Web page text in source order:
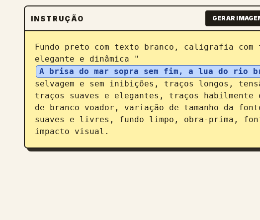
INSTRUÇÃO GERAR
Fundo preto com texto branco, caligrafia
elegante e dinâmica "
A brisa do mar sopra sem fim, a lua do rio
selvagem e sem inibições, traços longos,
traços suaves e elegantes, traços habilmente
de branco voador, variação de tamanho da
suaves e livres, fundo limpo, obra-prima,
impacto visual.